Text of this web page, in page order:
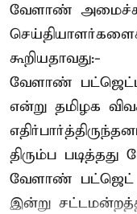
வேளாண்
கூறியதாவது:-
வேளாண்
என்று தமிழக
திரும்ப
வேளாண் பட்ஜெட்
இன்று